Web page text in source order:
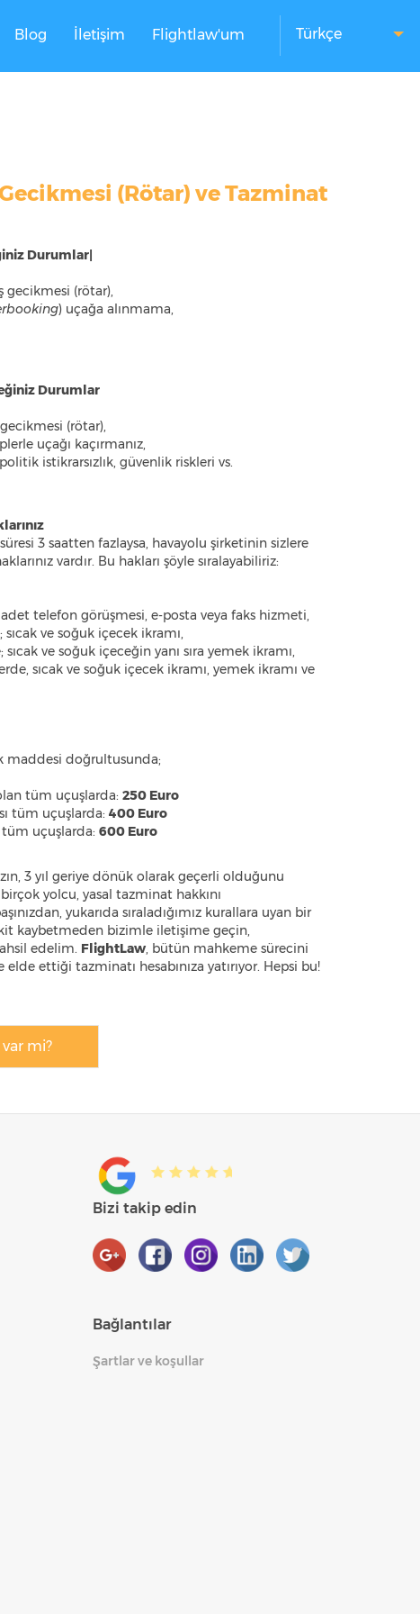
Blog İletişim Flightlaw'um Türkçe
(Rötar) ve Tazminat
Durumlar|
gecikmesi (rötar),
) uçağa alınmama,
Durumlar
(rötar),
uçağı kaçırmanız,
istikrarsızlık, güvenlik riskleri vs.
3 saatten fazlaysa, havayolu şirketinin sizlere
vardır. Bu hakları şöyle sıralayabiliriz:
adet telefon görüşmesi, e-posta veya faks hizmeti,
ve soğuk içecek ikramı,
ve soğuk içeceğin yanı sıra yemek ikramı,
sıcak ve soğuk içecek ikramı, yemek ikramı ve
maddesi doğrultusunda;
tüm uçuşlarda: 250 Euro
tüm uçuşlarda: 400 Euro
uçuşlarda: 600 Euro
3 yıl geriye dönük olarak geçerli olduğunu
yolcu, yasal tazminat hakkını
yukarıda sıraladığımız kurallara uyan bir
kaybetmeden bizimle iletişime geçin,
edelim. FlightLaw, bütün mahkeme sürecini
elde ettiği tazminatı hesabınıza yatırıyor. Hepsi bu!
mi?
Bizi takip edin
Bağlantılar
Şartlar ve koşullar